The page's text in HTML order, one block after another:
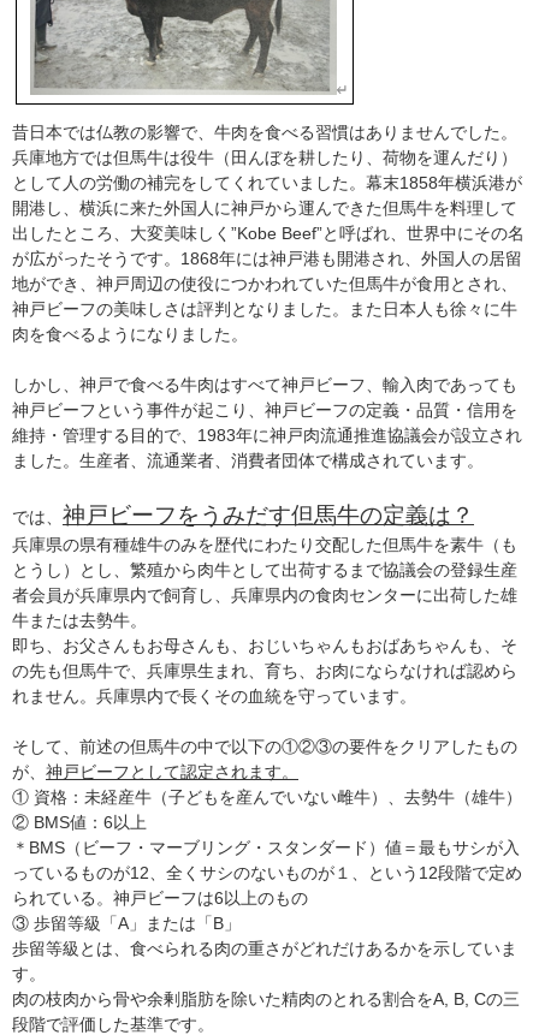
昔日本では仏教の影響で、牛肉を食べる習慣はありませんでした。
兵庫地方では但馬牛は役牛（田んぼを耕したり、荷物を運んだり）
として人の労働の補完をしてくれていました。幕末1858年横浜港が
開港し、横浜に来た外国人に神戸から運んできた但馬牛を料理して
出したところ、大変美味しく”Kobe Beef”と呼ばれ、世界中にその名
が広がったそうです。1868年には神戸港も開港され、外国人の居留
地ができ、神戸周辺の使役につかわれていた但馬牛が食用とされ、
神戸ビーフの美味しさは評判となりました。また日本人も徐々に牛
肉を食べるようになりました。
しかし、神戸で食べる牛肉はすべて神戸ビーフ、輸入肉であっても
神戸ビーフという事件が起こり、神戸ビーフの定義・品質・信用を
維持・管理する目的で、1983年に神戸肉流通推進協議会が設立され
ました。生産者、流通業者、消費者団体で構成されています。
では、 神戸ビーフをうみだす但馬牛の定義は？
兵庫県の県有種雄牛のみを歴代にわたり交配した但馬牛を素牛（も
とうし）とし、繁殖から肉牛として出荷するまで協議会の登録生産
者会員が兵庫県内で飼育し、兵庫県内の食肉センターに出荷した雄
牛または去勢牛。
即ち、お父さんもお母さんも、おじいちゃんもおばあちゃんも、そ
の先も但馬牛で、兵庫県生まれ、育ち、お肉にならなければ認めら
れません。兵庫県内で長くその血統を守っています。
そして、前述の但馬牛の中で以下の①②③の要件をクリアしたもの
が、 神戸ビーフとして認定されます。
① 資格：未経産牛（子どもを産んでいない雌牛）、去勢牛（雄牛）
② BMS値：6以上
＊BMS（ビーフ・マーブリング・スタンダード）値＝最もサシが入
っているものが12、全くサシのないものが１、という12段階で定め
られている。神戸ビーフは6以上のもの
③ 歩留等級「A」または「B」
歩留等級とは、食べられる肉の重さがどれだけあるかを示していま
す。
肉の枝肉から骨や余剰脂肪を除いた精肉のとれる割合をA, B, Cの三
段階で評価した基準です。